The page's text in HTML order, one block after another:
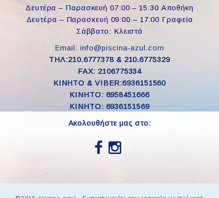
Δευτέρα – Παρασκευή 07:00 – 15:30 Αποθήκη
Δευτέρα – Παρασκευή 09:00 – 17:00 Γραφεία
Σάββατο: Κλειστά
Email: info@piscina-azul.com
ΤΗΛ:210.6777378 & 210.6775329
FAX: 2106775334
ΚΙΝΗΤΟ & VIBER:6936151560
KINHTO: 6958451666
KINHTO: 6936151569
Ακολουθήστε μας στο: